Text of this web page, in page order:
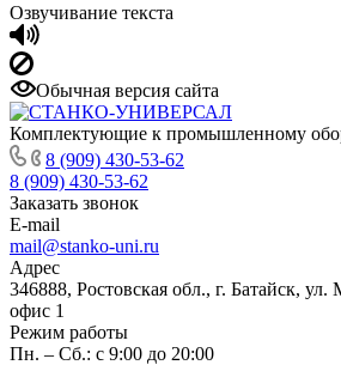
Озвучивание текста
Обычная версия сайта
Комплектующие к промышленному
8 (909) 430-53-62
8 (909) 430-53-62
Заказать звонок
E-mail
mail@stanko-uni.ru
Адрес
346888, Ростовская обл., г. Батайск,
офис 1
Режим работы
Пн. – Сб.: с 9:00 до 20:00